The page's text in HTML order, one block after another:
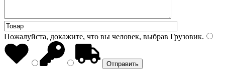
Пожалуйста, докажите, что вы человек, выбрав Грузовик.